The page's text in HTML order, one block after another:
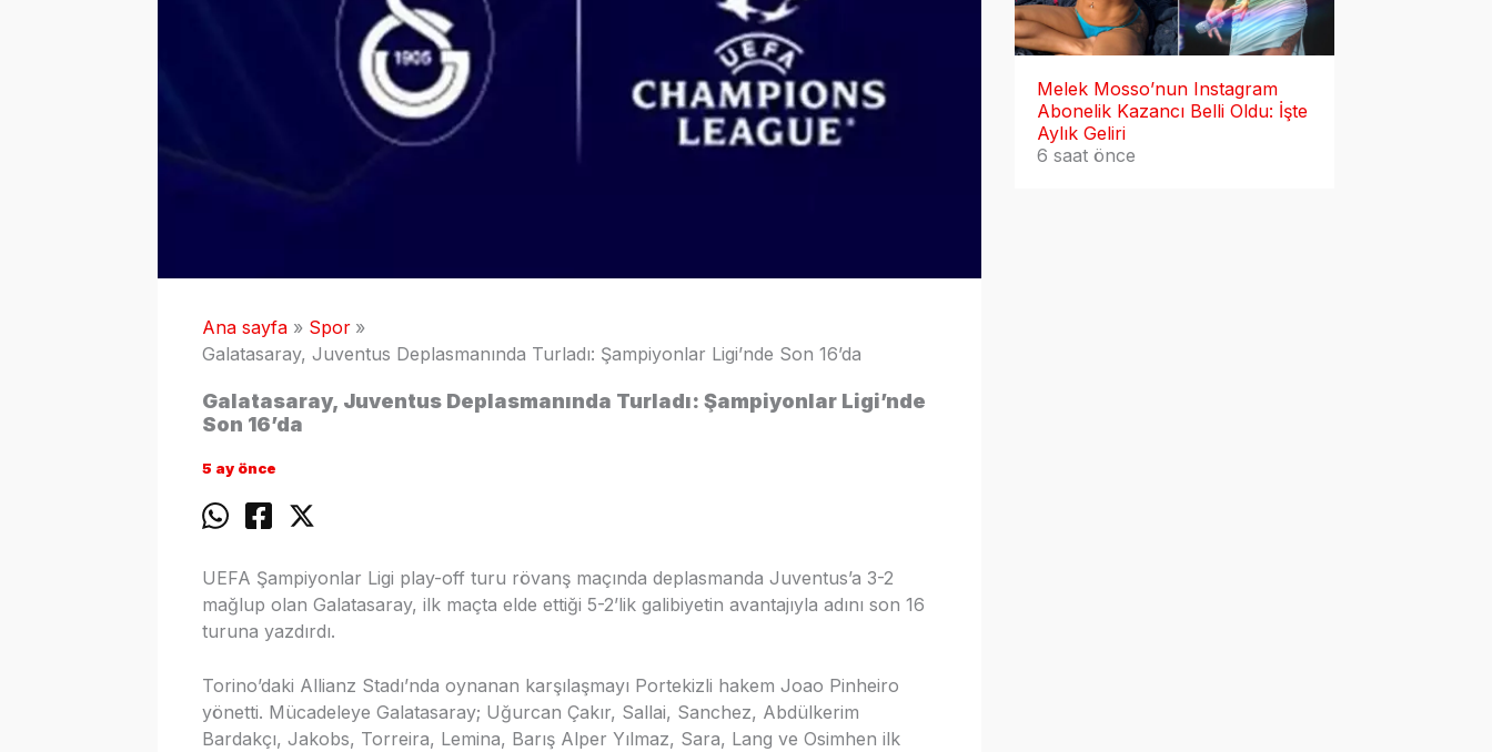
Ana sayfa
Spor
Galatasaray, Juventus Deplasmanında Turladı: Şampiyonlar Ligi’nde Son 16’da
Galatasaray, Juventus Deplasmanında Turladı: Şampiyonlar Ligi’nde
Son 16’da
5 ay önce
UEFA Şampiyonlar Ligi play-off turu rövanş maçında deplasmanda Juventus’a 3-2
mağlup olan Galatasaray, ilk maçta elde ettiği 5-2’lik galibiyetin avantajıyla adını son 16
turuna yazdırdı.
Torino’daki Allianz Stadı’nda oynanan karşılaşmayı Portekizli hakem Joao Pinheiro
yönetti. Mücadeleye Galatasaray; Uğurcan Çakır, Sallai, Sanchez, Abdülkerim
Bardakçı, Jakobs, Torreira, Lemina, Barış Alper Yılmaz, Sara, Lang ve Osimhen ilk
Melek Mosso’nun Instagram
Abonelik Kazancı Belli Oldu: İşte
Aylık Geliri
6 saat önce